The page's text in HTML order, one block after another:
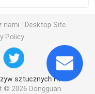
termokurczliwą
nami
Desktop Site
Policy
sztucznych HF
© 2026 Dongguan